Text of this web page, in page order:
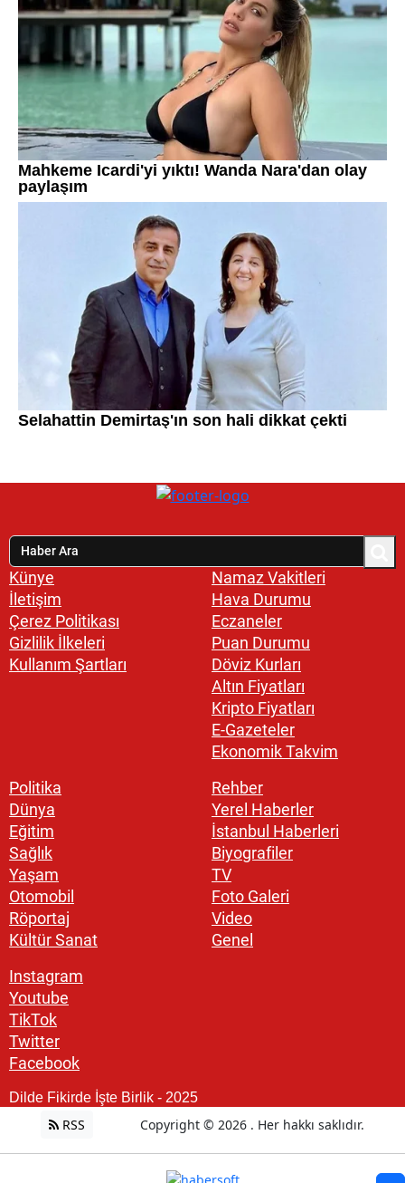
Künye
İletişim
Çerez Politikası
Gizlilik İlkeleri
Kullanım Şartları
Namaz Vakitleri
Hava Durumu
Eczaneler
Puan Durumu
Döviz Kurları
Altın Fiyatları
Kripto Fiyatları
E-Gazeteler
Ekonomik Takvim
Politika
Dünya
Eğitim
Sağlık
Yaşam
Otomobil
Röportaj
Kültür Sanat
Rehber
Yerel Haberler
İstanbul Haberleri
Biyografiler
TV
Foto Galeri
Video
Genel
Instagram
Youtube
TikTok
Twitter
Facebook
Dilde Fikirde İşte Birlik - 2025
RSS Copyright © 2026 . Her hakkı saklıdır.